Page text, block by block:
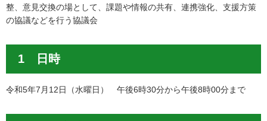
整、意見交換の場として、課題や情報の共有、連携強化、支援方策
の協議などを行う協議会
1 日時
令和5年7月12日（水曜日） 午後6時30分から午後8時00分まで